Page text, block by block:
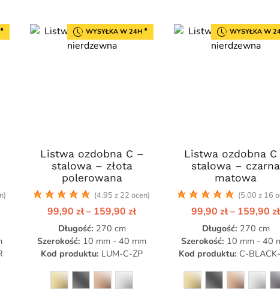
*
zł
zł
WYSYŁKA W 24H *
Listwa ozdobna C –
stalowa – złota
polerowana
(4.95 z 22 ocen)
99,90 zł– 159,90 złZakres
99,90 zł
do
159,90 zł
Długość: 270 cm
Szerokość: 10 mm - 40 mm
Kod produktu: LUM-C-ZP
Ten
produkt
ma
wiele
wariantów.
Opcje
można
wybrać
na
stronie
WYSYŁKA W
Listwa ozdobna C
stalowa – czarna
matowa
(5.00 z 16
99,90 zł– 159,90 zł
Długość: 270 cm
Szerokość: 10 mm - 40
Kod produktu: C-
Ten
produkt
ma
wiele
wariantów.
Opcje
można
wybrać
na
stronie